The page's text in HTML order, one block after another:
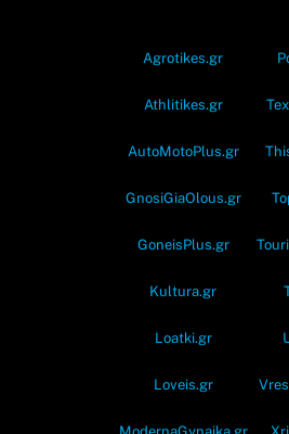
Agrotikes.gr
Athlitikes.gr
AutoMotoPlus.gr
GnosiGiaOlous.gr
GoneisPlus.gr
Kultura.gr
Loatki.gr
Loveis.gr